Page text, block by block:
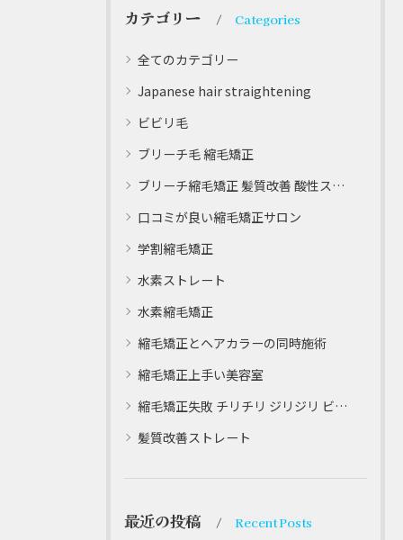
カテゴリー Categories
全てのカテゴリー
Japanese hair straightening
ビビリ毛
ブリーチ毛 縮毛矯正
ブリーチ縮毛矯正 髪質改善 酸性ストレート
口コミが良い縮毛矯正サロン
学割縮毛矯正
水素ストレート
水素縮毛矯正
縮毛矯正とヘアカラーの同時施術
縮毛矯正上手い美容室
縮毛矯正失敗 チリチリ ジリジリ ビビり直し専門
髪質改善ストレート
最近の投稿 Recent Posts